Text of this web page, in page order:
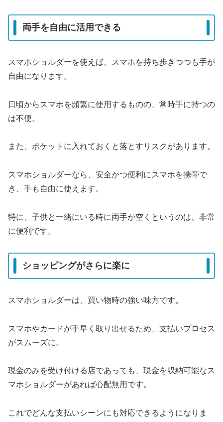
両手を自由に活用できる
スマホショルダーを使えば、スマホを持ち歩きつつも手が
自由になります。
日頃からスマホを頻繁に使用するものの、常時手に持つの
は不便。
また、ポケットに入れておくと落とすリスクがあります。
スマホショルダーなら、安全かつ便利にスマホを携帯で
き、手も自由に使えます。
特に、子供と一緒にいる時に両手が空くというのは、非常
に便利です。
ショッピングがさらに楽に
スマホショルダーは、買い物時の強い味方です。
スマホやカードが手早く取り出せるため、支払いプロセス
がスムーズに。
現金のみを受け付ける店であっても、現金を収納可能なス
マホショルダーがあれば心配無用です。
これでどんな支払いシーンにも対応できるようになりま